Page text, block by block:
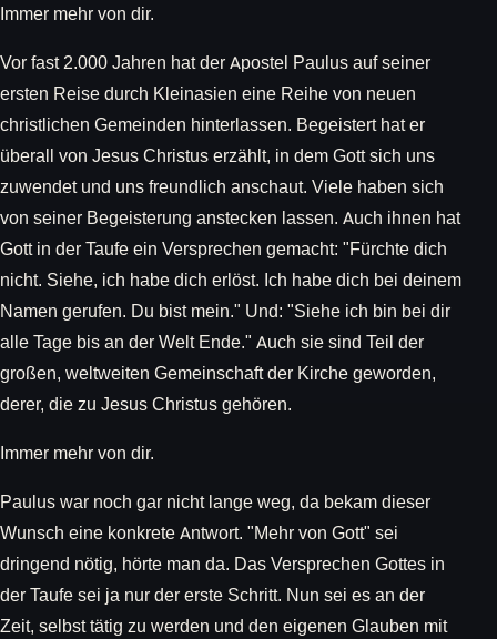
Immer mehr von dir.
Vor fast 2.000 Jahren hat der Apostel Paulus auf seiner
ersten Reise durch Kleinasien eine Reihe von neuen
christlichen Gemeinden hinterlassen. Begeistert hat er
überall von Jesus Christus erzählt, in dem Gott sich uns
zuwendet und uns freundlich anschaut. Viele haben sich
von seiner Begeisterung anstecken lassen. Auch ihnen hat
Gott in der Taufe ein Versprechen gemacht: "Fürchte dich
nicht. Siehe, ich habe dich erlöst. Ich habe dich bei deinem
Namen gerufen. Du bist mein." Und: "Siehe ich bin bei dir
alle Tage bis an der Welt Ende." Auch sie sind Teil der
großen, weltweiten Gemeinschaft der Kirche geworden,
derer, die zu Jesus Christus gehören.
Immer mehr von dir.
Paulus war noch gar nicht lange weg, da bekam dieser
Wunsch eine konkrete Antwort. "Mehr von Gott" sei
dringend nötig, hörte man da. Das Versprechen Gottes in
der Taufe sei ja nur der erste Schritt. Nun sei es an der
Zeit, selbst tätig zu werden und den eigenen Glauben mit